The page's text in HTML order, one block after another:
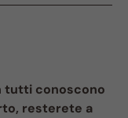
tutti conoscono
resterete a